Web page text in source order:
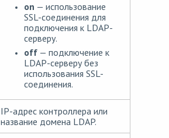
on — использование
SSL-соединения для
подключения к LDAP-
серверу.
off — подключение к
LDAP-серверу без
использования SSL-
соединения.
IP-адрес контроллера или
название домена LDAP.